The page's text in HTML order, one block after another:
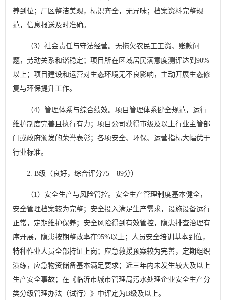
养到位；厂区整洁美观，标识齐全，无异味；档案资料完整规
范，信息报送及时准确。
（3）社会责任与守法经营。无拖欠农民工工资、账款问
题，劳动关系和谐稳定；项目所在区域居民满意度测评达到90%
以上；项目建设和运营对生态环境无不良影响，主动开展生态修
复与环保提升工作。
（4）管理体系与综合绩效。项目管理体系健全规范，运行
维护制度完善且执行有力；项目公司获得市级及以上行业主管部
门或政府颁发的荣誉表彰；各项安全、环保、运营指标大幅优于
行业标准。
2. B级（良好，综合评分75—89分）
（1）安全生产与风险管控。安全生产管理制度基本健全，
安全管理档案较为完整；安全投入满足生产需求，设施设备运行
正常，定期维护保养；安全风险得到有效管控，隐患排查治理有
序开展，隐患按期整改率在95%以上；人员安全培训基本到位，
特种作业人员全部持证上岗；应急救援预案较为完善，定期组织
演练，应急物资储备基本满足要求；近三年内未发生较大及以上
生产安全事故；在《临沂市城市管理局污水处理企业安全生产分
类分级管理办法（试行）》中评定为B级及以上。